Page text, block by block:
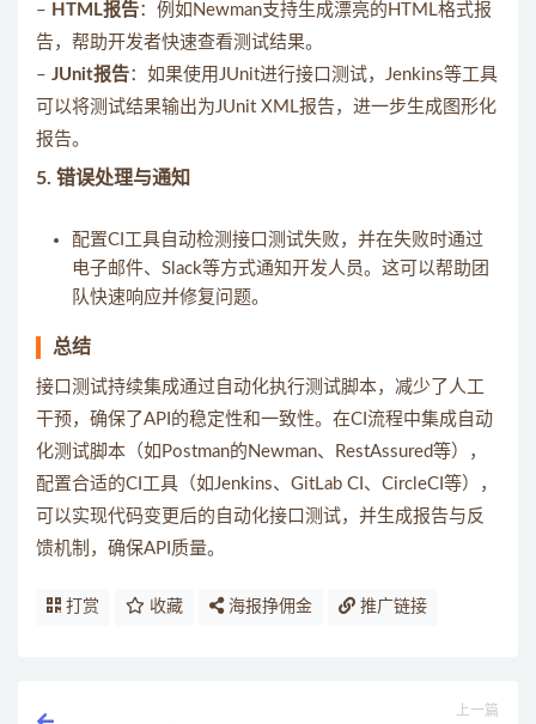
– HTML报告：例如Newman支持生成漂亮的HTML格式报
告，帮助开发者快速查看测试结果。
– JUnit报告：如果使用JUnit进行接口测试，Jenkins等工具
可以将测试结果输出为JUnit XML报告，进一步生成图形化
报告。
5. 错误处理与通知
配置CI工具自动检测接口测试失败，并在失败时通过
电子邮件、Slack等方式通知开发人员。这可以帮助团
队快速响应并修复问题。
总结
接口测试持续集成通过自动化执行测试脚本，减少了人工
干预，确保了API的稳定性和一致性。在CI流程中集成自动
化测试脚本（如Postman的Newman、RestAssured等），
配置合适的CI工具（如Jenkins、GitLab CI、CircleCI等），
可以实现代码变更后的自动化接口测试，并生成报告与反
馈机制，确保API质量。
打赏 收藏 海报挣佣金 推广链接
上一篇